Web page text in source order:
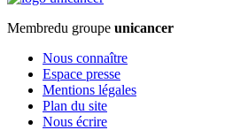
Membredu groupe unicancer
Nous connaître
Espace presse
Mentions légales
Plan du site
Nous écrire